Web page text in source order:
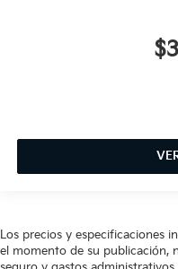
Los precios y especificaciones
el momento de su publicación,